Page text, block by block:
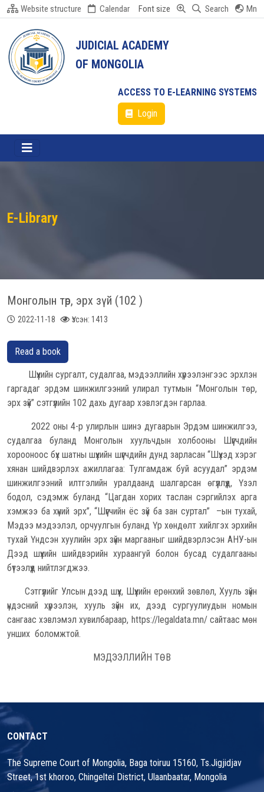
Website structure Calendar Font size Search Mn
JUDICIAL ACADEMY
OF MONGOLIA
ACCESS TO E-LEARNING SYSTEMS
Login
E-Library
Монголын төр, эрх зүй (102 )
2022-11-18 Үзсэн: 1413
Read a book
Шүүхийн сургалт, судалгаа, мэдээллийн хүрээлэнгээс эрхлэн
гаргадаг эрдэм шинжилгээний улирал тутмын “Монголын төр,
эрх зүй” сэтгүүлийн 102 дахь дугаар хэвлэгдэн гарлаа.
2022 оны 4-р улирлын шинэ дугаарын Эрдэм шинжилгээ,
судалгаа буланд Монголын хуульчдын холбооны Шүүгчдийн
хорооноос бүх шатны шүүхийн шүүгчдийн дунд зарласан “Шүүхэд хэрэг
хянан шийдвэрлэх ажиллагаа: Тулгамдаж буй асуудал” эрдэм
шинжилгээний илтгэлийн уралдаанд шалгарсан өгүүллүүд, Үзэл
бодол, сэдэмж буланд “Цагдан хорих таслан сэргийлэх арга
хэмжээ ба хүний эрх”, “Шүүгчийн ёс зүй ба зан суртал” –ын тухай,
Мэдээ мэдээлэл, орчуулгын буланд Үр хөндөлт хийлгэх эрхийн
тухай Үндсэн хуулийн эрх зүйн маргааныг шийдвэрлэсэн АНУ-ын
Дээд шүүхийн шийдвэрийн хураангуй болон бусад судалгааны
бүтээлүүд нийтлэгджээ.
Сэтгүүлийг Улсын дээд шүүх, Шүүхийн ерөнхий зөвлөл, Хууль зүйн
үндэсний хүрээлэн, хууль зүйн их, дээд сургуулиудын номын
сангаас хэвлэмэл хувилбараар, https://legaldata.mn/ сайтаас мөн
унших боломжтой.
МЭДЭЭЛЛИЙН ТӨВ
CONTACT
The Supreme Court of Mongolia, Baga toiruu 15160, Ts.Jigjidjav
Street, 1st khoroo, Chingeltei District, Ulaanbaatar, Mongolia